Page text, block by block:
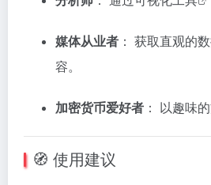
媒体从业者 ： 获取直观的
容。
加密货币爱好者 ： 以趣味
🧭 使用建议